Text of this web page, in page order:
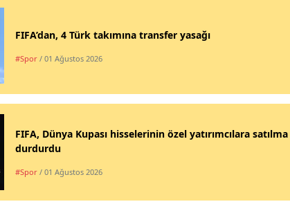
Niğde
Rize
FIFA’dan, 4 Türk takımına transfer yasağı
#Spor / 01 Ağustos 2026
FIFA, Dünya Kupası hisselerinin özel yatırımcılara
durdurdu
#Spor / 01 Ağustos 2026